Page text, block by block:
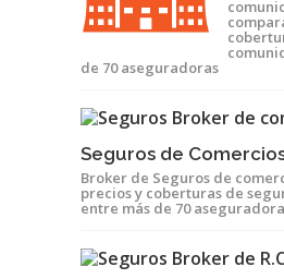
de 70 aseguradoras
Seguros de
Broker de Seguros de
precios y coberturas de
entre más de 70